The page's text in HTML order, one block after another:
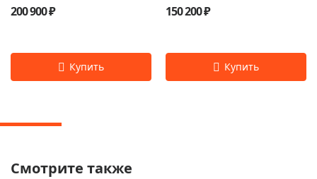
200 900 ₽ 150 200 ₽
Смотрите также